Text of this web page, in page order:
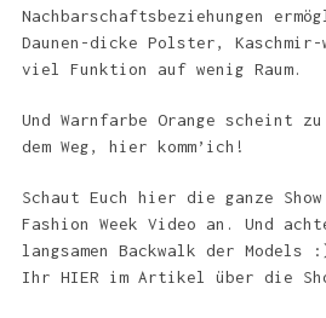
Nachbarschaftsbeziehungen
Daunen-dicke Polster, Kaschmir-
viel Funktion auf wenig Raum.
Und Warnfarbe Orange scheint
dem Weg, hier komm’ich!
Schaut Euch hier die ganze Show
Fashion Week Video an. Und
langsamen Backwalk der
Ihr HIER im Artikel über die